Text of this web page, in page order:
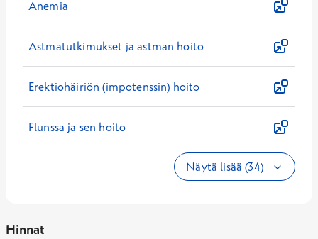
Anemia
Astmatutkimukset ja astman hoito
Erektiohäiriön (impotenssin) hoito
Flunssa ja sen hoito
Näytä lisää (34)
Hinnat